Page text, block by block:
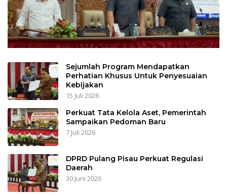
Sejumlah Program Mendapatkan
Perhatian Khusus Untuk Penyesuaian
Kebijakan
15 Juli 2026
Perkuat Tata Kelola Aset, Pemerintah
Sampaikan Pedoman Baru
7 Juli 2026
DPRD Pulang Pisau Perkuat Regulasi
Daerah
30 Juni 2026